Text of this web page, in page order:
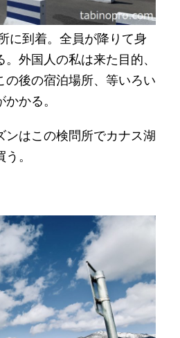
に到着。全員が降りて身
外国人の私は来た目的、
の後の宿泊場所、等いろい
かる。
ンはこの検問所でカナス湖
。